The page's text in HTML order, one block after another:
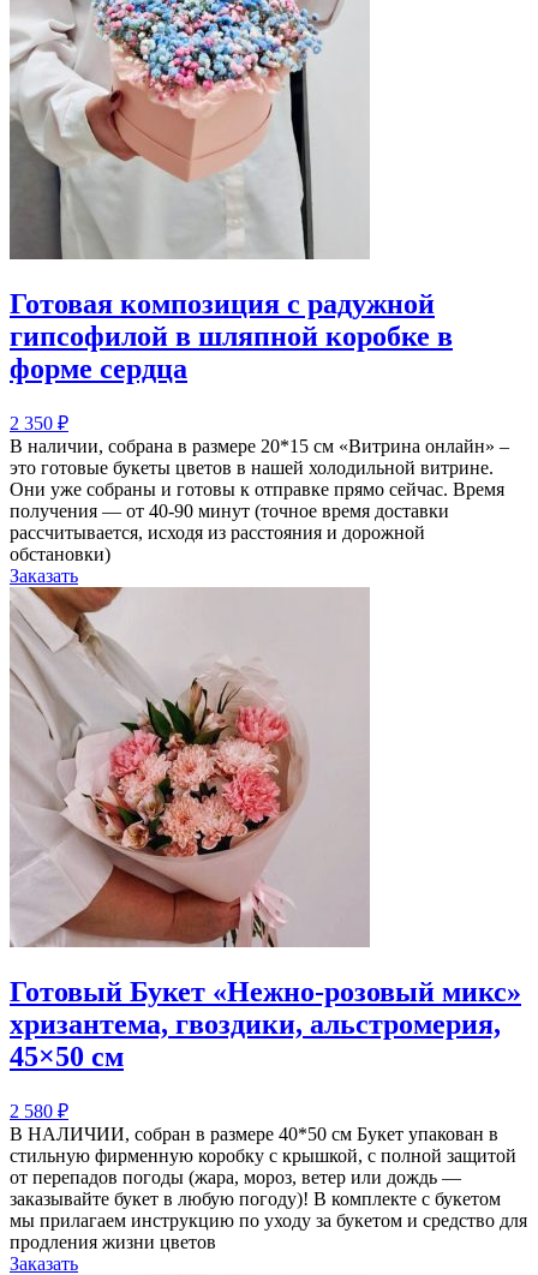
Готовая композиция с радужной
гипсофилой в шляпной коробке в
форме сердца
2 350 ₽
В наличии, собрана в размере 20*15 см «Витрина онлайн» –
это готовые букеты цветов в нашей холодильной витрине.
Они уже собраны и готовы к отправке прямо сейчас. Время
получения — от 40-90 минут (точное время доставки
рассчитывается, исходя из расстояния и дорожной
обстановки)
Заказать
Готовый Букет «Нежно-розовый микс»
хризантема, гвоздики, альстромерия,
45×50 см
2 580 ₽
В НАЛИЧИИ, собран в размере 40*50 см Букет упакован в
стильную фирменную коробку с крышкой, с полной защитой
от перепадов погоды (жара, мороз, ветер или дождь —
заказывайте букет в любую погоду)! В комплекте с букетом
мы прилагаем инструкцию по уходу за букетом и средство для
продления жизни цветов
Заказать